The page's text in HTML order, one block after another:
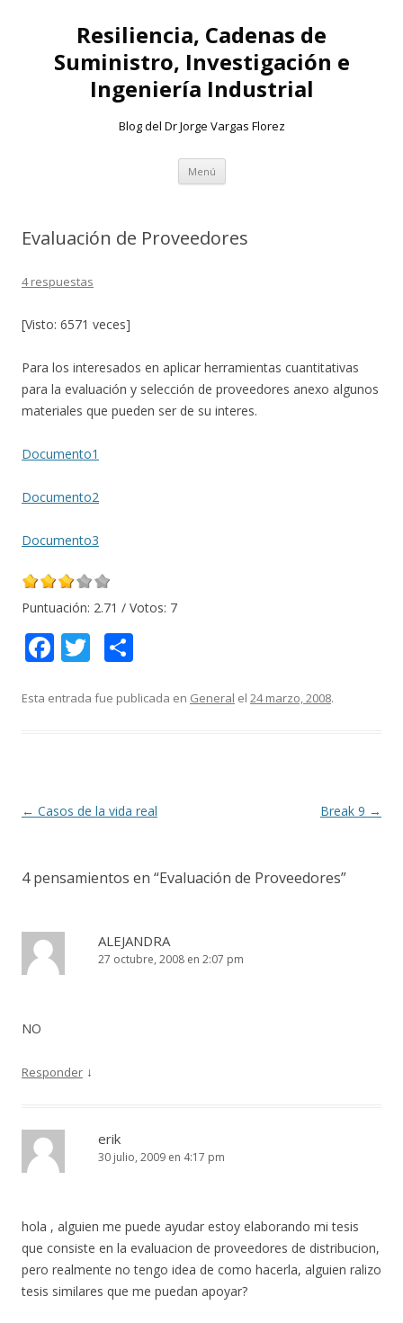
Resiliencia, Cadenas de
Suministro, Investigación e
Ingeniería Industrial
Blog del Dr Jorge Vargas Florez
Menú Ir
contenido
Evaluación de Proveedores
4 respuestas
[Visto: 6571 veces]
Para los interesados en aplicar herramientas cuantitativas
para la evaluación y selección de proveedores anexo algunos
materiales que pueden ser de su interes.
Documento1
Documento2
Documento3
Puntuación: 2.71 / Votos: 7
F
e
k
T
itt m
r
Esta entrada fue publicada en General el 24 marzo, 2008.
Navegación
← Casos de la vida real Break 9 →
4 pensamientos en “Evaluación de Proveedores”
ALEJANDRA
27 octubre, 2008 en 2:07 pm
NO
Responder ↓
erik
30 julio, 2009 en 4:17 pm
hola , alguien me puede ayudar estoy elaborando mi tesis
que consiste en la evaluacion de proveedores de distribucion,
pero realmente no tengo idea de como hacerla, alguien ralizo
tesis similares que me puedan apoyar?